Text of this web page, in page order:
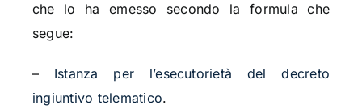
che lo ha emesso secondo la formula che
segue:
– Istanza per l’esecutorietà del decreto
ingiuntivo telematico.